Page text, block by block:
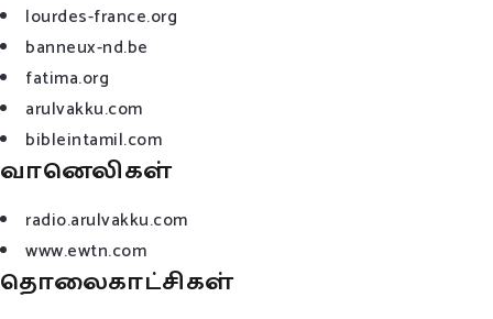
lourdes-france.org
banneux-nd.be
fatima.org
arulvakku.com
bibleintamil.com
வானெலிகள்
radio.arulvakku.com
www.ewtn.com
தொலைகாட்சிகள்